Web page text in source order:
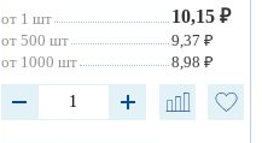
от 1 шт 10,15 ₽
от 500 шт
9,37 ₽
от 1000 шт
8,98 ₽